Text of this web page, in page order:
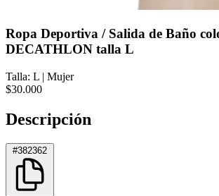
Ropa Deportiva / Salida de Baño
DECATHLON talla L
Talla: L | Mujer
$30.000
Descripción
#382362